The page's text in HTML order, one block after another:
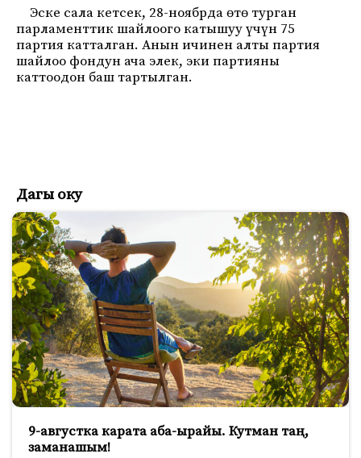
Эске сала кетсек, 28-ноябрда өтө турган
парламенттик шайлоого катышуу үчүн 75
партия катталган. Анын ичинен алты партия
шайлоо фондун ача элек, эки партияны
каттоодон баш тартылган.
Дагы оку
9-августка карата аба-ырайы. Кутман таң,
заманашым!